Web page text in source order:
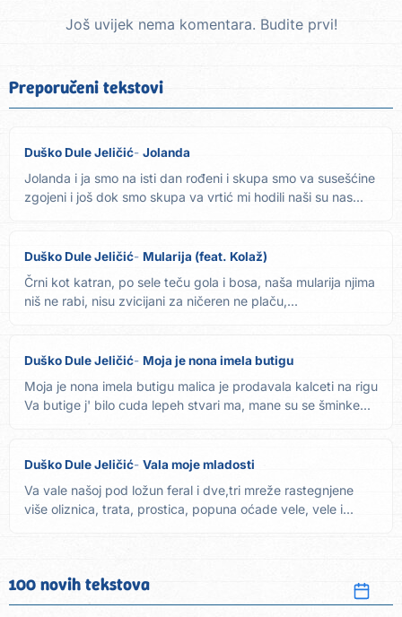
Još uvijek nema komentara. Budite prvi!
Preporučeni tekstovi
Duško Dule Jeličić Jolanda
Jolanda i ja smo na isti dan rođeni i skupa smo va susešćine
zgojeni i još dok smo skupa va vrtić mi hodili naši su nas...
Duško Dule Jeličić Mularija (feat. Kolaž)
Črni kot katran, po sele teču gola i bosa, naša mularija njima
niš ne rabi, nisu zvicijani za ničeren ne plaču,...
Duško Dule Jeličić Moja je nona imela butigu
Moja je nona imela butigu malica je prodavala kalceti na rigu
Va butige j' bilo cuda lepeh stvari ma, mane su se šminke...
Duško Dule Jeličić Vala moje mladosti
Va vale našoj pod ložun feral i dve,tri mreže rastegnjene
više oliznica, trata, prostica, popuna oćade vele, vele i...
100 novih tekstova